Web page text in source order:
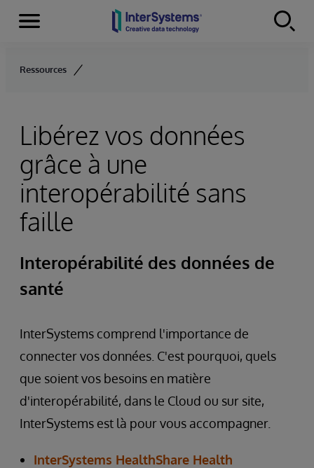
Skip to content
Menu
Ressources
Libérez vos données
grâce à une
interopérabilité sans
faille
Interopérabilité des données de
santé
InterSystems comprend l'importance de
connecter vos données. C'est pourquoi, quels
que soient vos besoins en matière
d'interopérabilité, dans le Cloud ou sur site,
InterSystems est là pour vous accompagner.
InterSystems HealthShare Health